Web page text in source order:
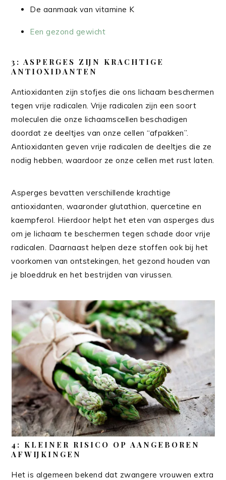
De aanmaak van vitamine K
Een gezond gewicht
3: ASPERGES ZIJN KRACHTIGE
ANTIOXIDANTEN
Antioxidanten zijn stofjes die ons lichaam beschermen
tegen vrije radicalen. Vrije radicalen zijn een soort
moleculen die onze lichaamscellen beschadigen
doordat ze deeltjes van onze cellen “afpakken”.
Antioxidanten geven vrije radicalen de deeltjes die ze
nodig hebben, waardoor ze onze cellen met rust laten.
Asperges bevatten verschillende krachtige
antioxidanten, waaronder glutathion, quercetine en
kaempferol. Hierdoor helpt het eten van asperges dus
om je lichaam te beschermen tegen schade door vrije
radicalen. Daarnaast helpen deze stoffen ook bij het
voorkomen van ontstekingen, het gezond houden van
je bloeddruk en het bestrijden van virussen.
4: KLEINER RISICO OP AANGEBOREN
AFWIJKINGEN
Het is algemeen bekend dat zwangere vrouwen extra